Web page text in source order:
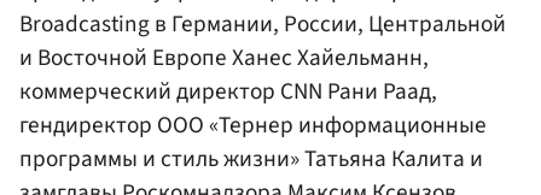
Broadcasting в Германии, России, Центральной
и Восточной Европе Ханес Хайельманн,
коммерческий директор CNN Рани Раад,
гендиректор ООО «Тернер информационные
программы и стиль жизни» Татьяна Калита и